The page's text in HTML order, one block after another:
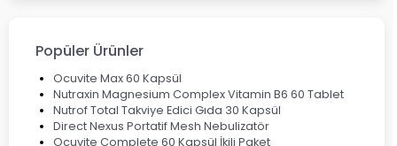
Popüler Ürünler
Ocuvite Max 60 Kapsül
Nutraxin Magnesium Complex Vitamin B6 60 Tablet
Nutrof Total Takviye Edici Gıda 30 Kapsül
Direct Nexus Portatif Mesh Nebulizatör
Ocuvite Complete 60 Kapsül İkili Paket